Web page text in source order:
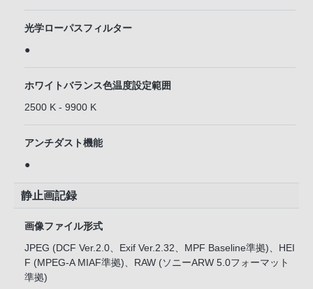
光学ローパスフィルター
●
ホワイトバランス色温度設定範囲
2500 K - 9900 K
アンチダスト機能
●
静止画記録
画像ファイル形式
JPEG (DCF Ver.2.0、Exif Ver.2.32、MPF Baseline準拠)、HEI
F (MPEG-A MIAF準拠)、RAW (ソニーARW 5.0フォーマット
準拠)